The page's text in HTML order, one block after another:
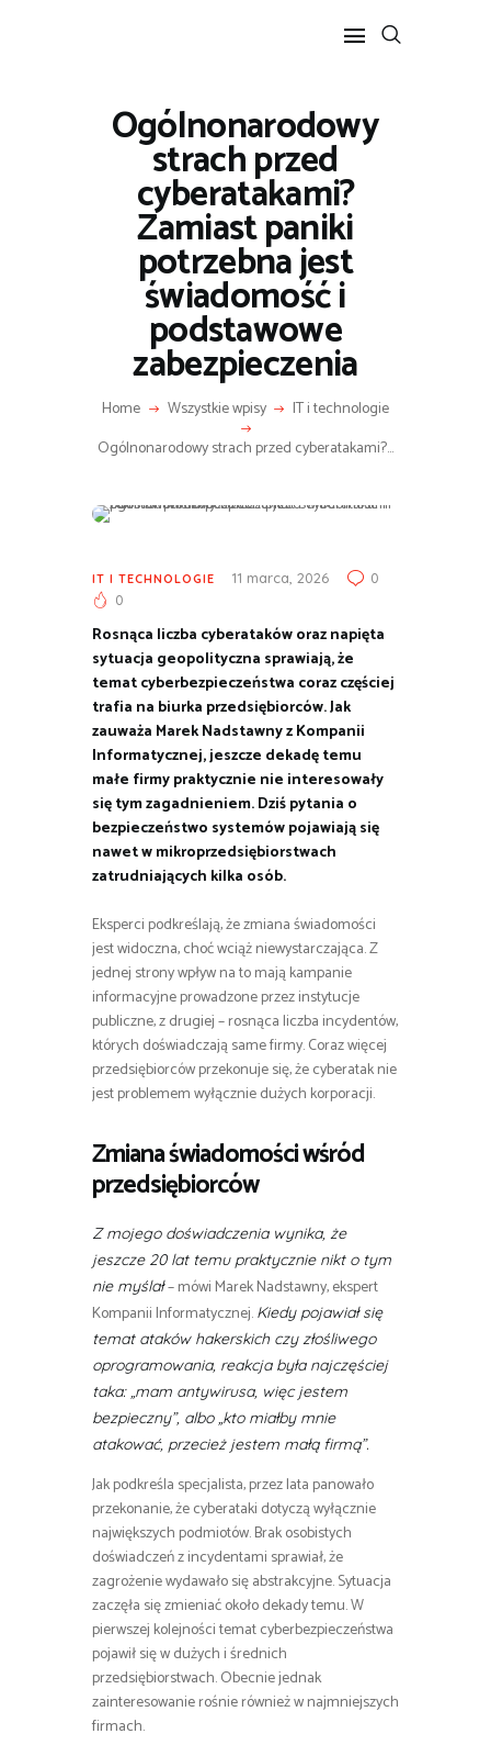
Ogólnonarodowy
strach przed
cyberatakami?
Zamiast paniki
potrzebna jest
świadomość i
podstawowe
zabezpieczenia
Home Wszystkie wpisy
IT i technologie
Ogólnonarodowy strach przed cyberatakami?...
POPULARNE
BIZNES I FINANSE
IT I TECHNOLOGIE
LIFESTYLE
MOTORYZACJA
IT I TECHNOLOGIE 11 marca, 2026
0
0
Rosnąca liczba cyberataków oraz napięta
sytuacja geopolityczna sprawiają, że
temat cyberbezpieczeństwa coraz częściej
trafia na biurka przedsiębiorców. Jak
zauważa Marek Nadstawny z Kompanii
Informatycznej, jeszcze dekadę temu
małe firmy praktycznie nie interesowały
się tym zagadnieniem. Dziś pytania o
bezpieczeństwo systemów pojawiają się
nawet w mikroprzedsiębiorstwach
zatrudniających kilka osób.
Eksperci podkreślają, że zmiana świadomości
jest widoczna, choć wciąż niewystarczająca. Z
jednej strony wpływ na to mają kampanie
informacyjne prowadzone przez instytucje
publiczne, z drugiej – rosnąca liczba incydentów,
których doświadczają same firmy. Coraz więcej
przedsiębiorców przekonuje się, że cyberatak nie
jest problemem wyłącznie dużych korporacji.
Zmiana świadomości wśród
przedsiębiorców
Z mojego doświadczenia wynika, że
jeszcze 20 lat temu praktycznie nikt o tym
nie myślał– mówi Marek Nadstawny, ekspert
Kompanii Informatycznej. Kiedy pojawiał się
temat ataków hakerskich czy złośliwego
oprogramowania, reakcja była najczęściej
taka: „mam antywirusa, więc jestem
bezpieczny”, albo „kto miałby mnie
atakować, przecież jestem małą firmą”.
Jak podkreśla specjalista, przez lata panowało
przekonanie, że cyberataki dotyczą wyłącznie
największych podmiotów. Brak osobistych
doświadczeń z incydentami sprawiał, że
zagrożenie wydawało się abstrakcyjne. Sytuacja
zaczęła się zmieniać około dekady temu. W
pierwszej kolejności temat cyberbezpieczeństwa
pojawił się w dużych i średnich
przedsiębiorstwach. Obecnie jednak
zainteresowanie rośnie również w najmniejszych
firmach.